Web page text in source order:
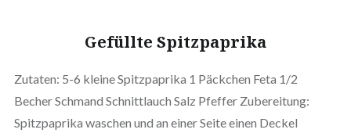
Gefüllte Spitzpaprika
Zutaten: 5-6 kleine Spitzpaprika 1 Päckchen Feta 1/2
Becher Schmand Schnittlauch Salz Pfeffer Zubereitung:
Spitzpaprika waschen und an einer Seite einen Deckel